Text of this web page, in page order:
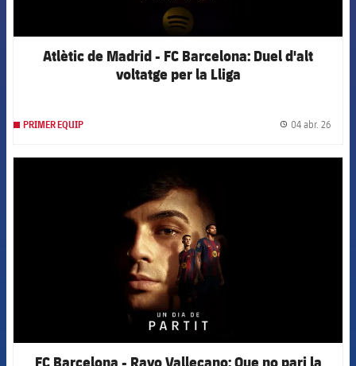
Atlètic de Madrid - FC Barcelona: Duel d'alt
voltatge per la Lliga
PRIMER EQUIP 04 abr. 26